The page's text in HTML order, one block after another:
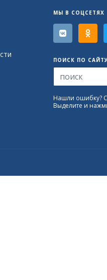
МЫ В СОЦСЕТЯХ
ПОИСК ПО САЙТУ
Нашли ошибку?
Выделите и